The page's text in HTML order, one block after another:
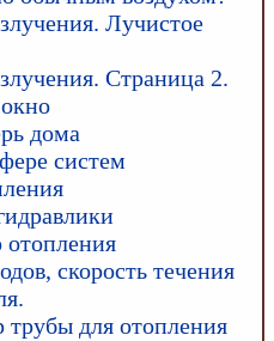
Лучистое
Страница 2.
дома
систем
отопления
скорость течения
для отопления